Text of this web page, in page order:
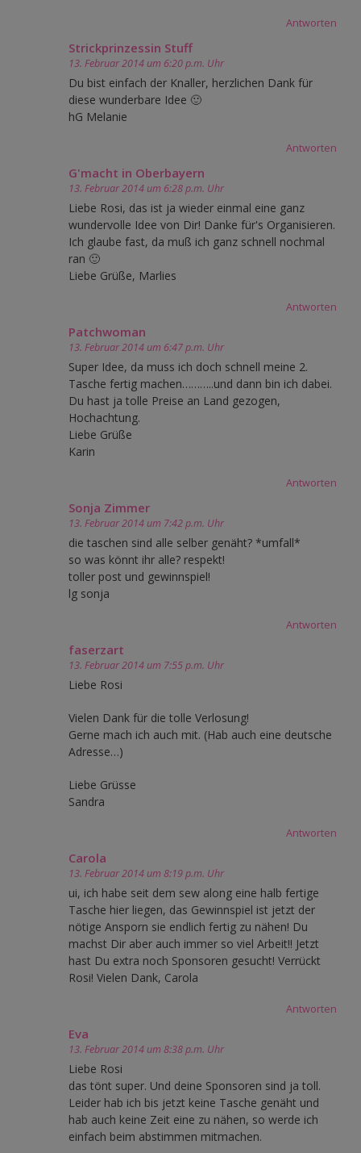
Antworten
Strickprinzessin Stuff
13. Februar 2014 um 6:20 p.m. Uhr
Du bist einfach der Knaller, herzlichen Dank für
diese wunderbare Idee 🙂
hG Melanie
Antworten
G'macht in Oberbayern
13. Februar 2014 um 6:28 p.m. Uhr
Liebe Rosi, das ist ja wieder einmal eine ganz
wundervolle Idee von Dir! Danke für's Organisieren.
Ich glaube fast, da muß ich ganz schnell nochmal
ran 🙂
Liebe Grüße, Marlies
Antworten
Patchwoman
13. Februar 2014 um 6:47 p.m. Uhr
Super Idee, da muss ich doch schnell meine 2.
Tasche fertig machen………..und dann bin ich dabei.
Du hast ja tolle Preise an Land gezogen,
Hochachtung.
Liebe Grüße
Karin
Antworten
Sonja Zimmer
13. Februar 2014 um 7:42 p.m. Uhr
die taschen sind alle selber genäht? *umfall*
so was könnt ihr alle? respekt!
toller post und gewinnspiel!
lg sonja
Antworten
faserzart
13. Februar 2014 um 7:55 p.m. Uhr
Liebe Rosi
Vielen Dank für die tolle Verlosung!
Gerne mach ich auch mit. (Hab auch eine deutsche
Adresse…)
Liebe Grüsse
Sandra
Antworten
Carola
13. Februar 2014 um 8:19 p.m. Uhr
ui, ich habe seit dem sew along eine halb fertige
Tasche hier liegen, das Gewinnspiel ist jetzt der
nötige Ansporn sie endlich fertig zu nähen! Du
machst Dir aber auch immer so viel Arbeit!! Jetzt
hast Du extra noch Sponsoren gesucht! Verrückt
Rosi! Vielen Dank, Carola
Antworten
Eva
13. Februar 2014 um 8:38 p.m. Uhr
Liebe Rosi
das tönt super. Und deine Sponsoren sind ja toll.
Leider hab ich bis jetzt keine Tasche genäht und
hab auch keine Zeit eine zu nähen, so werde ich
einfach beim abstimmen mitmachen.